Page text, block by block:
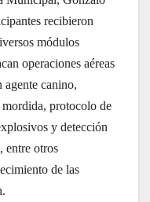
recibieron
módulos
operaciones aéreas
agente canino,
protocolo de
y detección
entre otros
de las